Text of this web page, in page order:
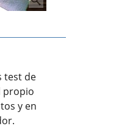
test de
propio
y en